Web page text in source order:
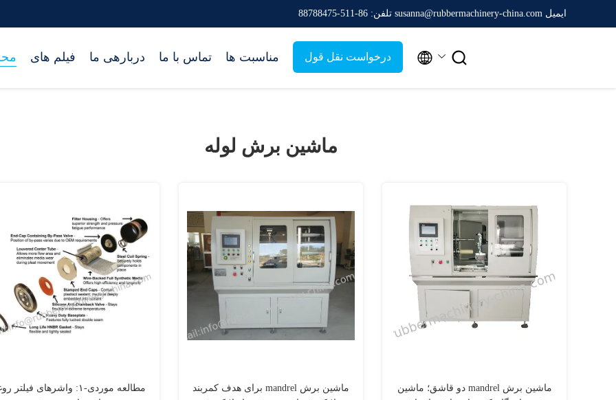
ایمیل susanna@rubbermachinery-china.com تلفن: 86-511-88788475
فیلم های دربارهی ما تماس با ما مناسبت ها درخواست نقل قول  
ماشین برش لوله
مطالعه موردی-۱: واشرهای فیلتر
ماشین برش mandrel برای هدف کمربند
ماشین برش mandrel دو قاشق؛ ماشین